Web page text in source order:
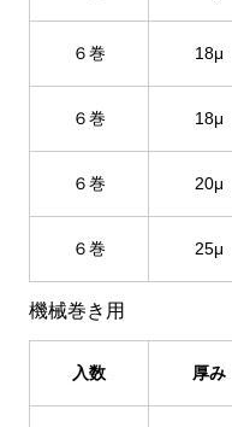
６巻 18μ
６巻 18μ
６巻 20μ
６巻 25μ
機械巻き用
入数 厚み